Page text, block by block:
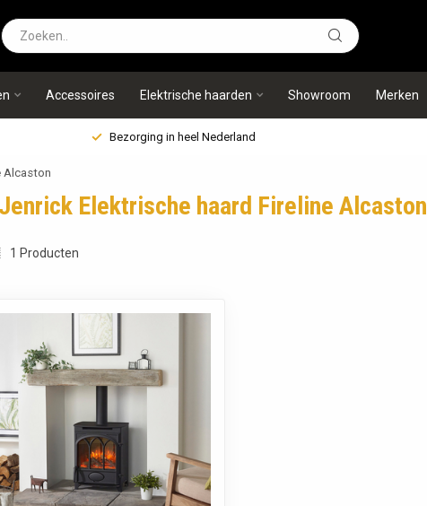
Accessoires Elektrische haarden Showroom Merken
Bezorging in heel Nederland
Alcaston
Elektrische haard Fireline Alcaston
1 Producten